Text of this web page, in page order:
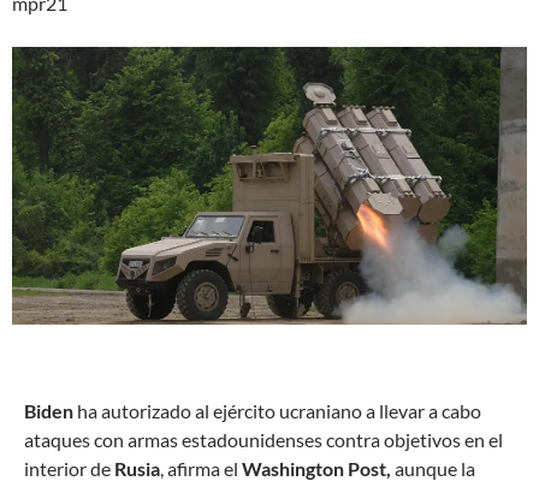
Biden ha autorizado al ejército ucraniano a llevar a cabo
ataques con armas estadounidenses contra objetivos en el
interior de Rusia, afirma el Washington Post, aunque la